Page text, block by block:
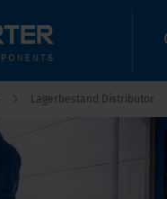
Lagerbestand Distributor